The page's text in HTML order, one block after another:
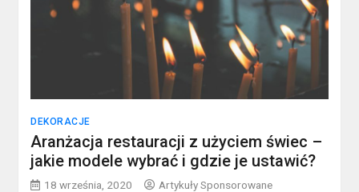
DEKORACJE
Aranżacja restauracji z użyciem świec –
jakie modele wybrać i gdzie je ustawić?
18 września, 2020 Artykuły Sponsorowane